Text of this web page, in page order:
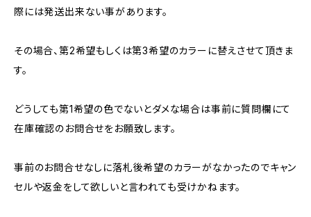
際には発送出来ない事があります。
その場合、第2希望もしくは第3希望のカラーに替えさせて頂きま
す。
どうしても第1希望の色でないとダメな場合は事前に質問欄にて
在庫確認のお問合せをお願致します。
事前のお問合せなしに落札後希望のカラーがなかったのでキャン
セルや返金をして欲しいと言われても受けかねます。